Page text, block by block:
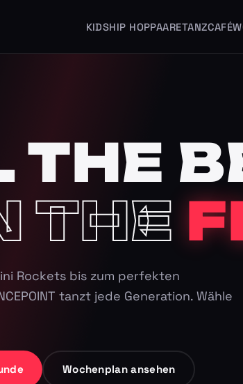
KIDSHIP HOPPAARETANZCAFÉ
THE
THE
Rockets bis zum perfekten
tanzt jede Generation. Wähle
Wochenplan ansehen